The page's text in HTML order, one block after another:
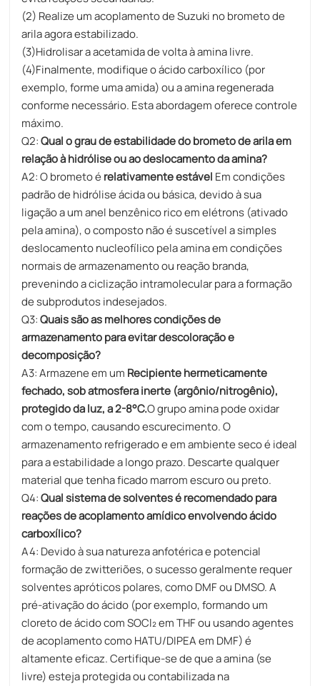
(2) Realize um acoplamento de Suzuki no brometo de
arila agora estabilizado.
(3)Hidrolisar a acetamida de volta à amina livre.
(4)Finalmente, modifique o ácido carboxílico (por
exemplo, forme uma amida) ou a amina regenerada
conforme necessário. Esta abordagem oferece controle
máximo.
Q2:Qual o grau de estabilidade do brometo de arila em
relação à hidrólise ou ao deslocamento da amina?
A2: O brometo é relativamente estável Em condições
padrão de hidrólise ácida ou básica, devido à sua
ligação a um anel benzênico rico em elétrons (ativado
pela amina), o composto não é suscetível a simples
deslocamento nucleofílico pela amina em condições
normais de armazenamento ou reação branda,
prevenindo a ciclização intramolecular para a formação
de subprodutos indesejados.
Q3:Quais são as melhores condições de
armazenamento para evitar descoloração e
decomposição?
A3: Armazene em um Recipiente hermeticamente
fechado, sob atmosfera inerte (argônio/nitrogênio),
protegido da luz, a 2-8°C.O grupo amina pode oxidar
com o tempo, causando escurecimento. O
armazenamento refrigerado e em ambiente seco é ideal
para a estabilidade a longo prazo. Descarte qualquer
material que tenha ficado marrom escuro ou preto.
Q4:Qual sistema de solventes é recomendado para
reações de acoplamento amídico envolvendo ácido
carboxílico?
A4: Devido à sua natureza anfotérica e potencial
formação de zwitteriões, o sucesso geralmente requer
solventes apróticos polares, como DMF ou DMSO. A
pré-ativação do ácido (por exemplo, formando um
cloreto de ácido com SOCl₂ em THF ou usando agentes
de acoplamento como HATU/DIPEA em DMF) é
altamente eficaz. Certifique-se de que a amina (se
livre) esteja protegida ou contabilizada na